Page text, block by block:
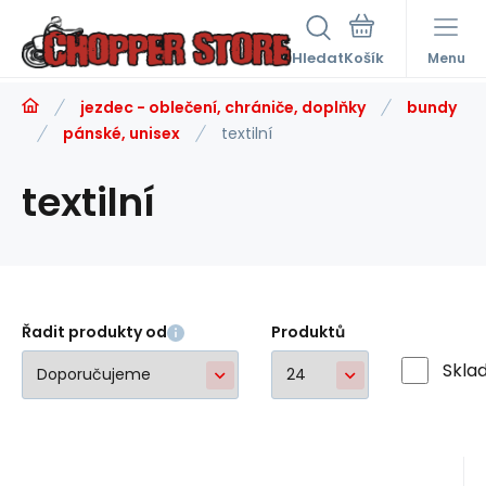
Hledat Menu
jezdec - oblečení, chrániče, doplňky
bundy
pánské, unisex
textilní
textilní
Řadit produkty od Produktů